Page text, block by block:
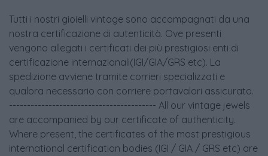
Tutti i nostri gioielli vintage sono accompagnati da una
nostra certificazione di autenticità. Ove presenti
vengono allegati i certificati dei più prestigiosi enti di
certificazione internazionali(IGI/GIA/GRS etc). La
spedizione avviene tramite corrieri specializzati e
qualora necessario con corriere portavalori assicurato.
----------------------------------------- All our vintage jewels
are accompanied by our certificate of authenticity.
Where present, the certificates of the most prestigious
international certification bodies (IGI / GIA / GRS etc) are